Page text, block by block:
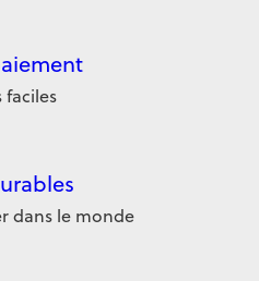
faciles
dans le monde